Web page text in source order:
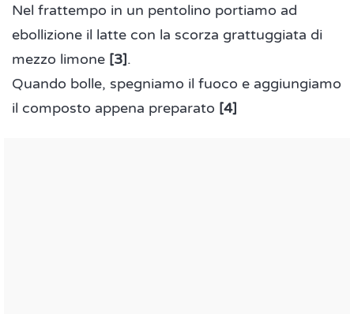
Nel frattempo in un pentolino portiamo ad
ebollizione il latte con la scorza grattuggiata di
mezzo limone [3].
Quando bolle, spegniamo il fuoco e aggiungiamo
il composto appena preparato [4]